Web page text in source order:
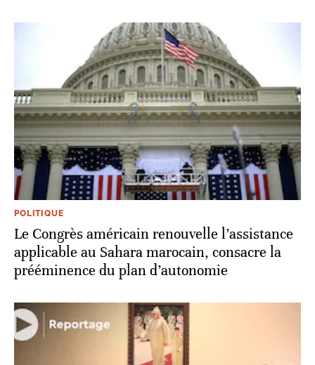
POLITIQUE
Le Congrès américain renouvelle l’assistance
applicable au Sahara marocain, consacre la
prééminence du plan d’autonomie